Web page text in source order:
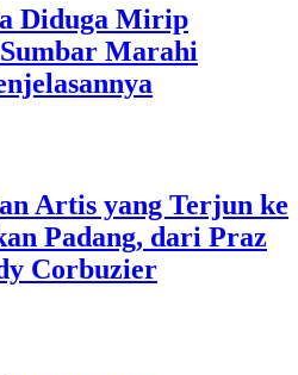
Diduga Mirip
Marahi
Artis yang Terjun ke
Padang, dari Praz
Corbuzier